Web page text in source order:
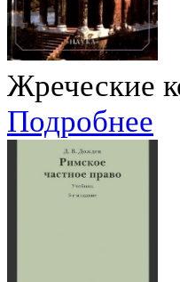
Жреческие
Подробнее